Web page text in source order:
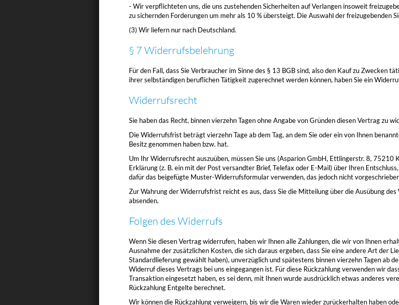
- Wir verpflichteten uns, die uns zustehenden Sicherheiten auf Verlangen insoweit
zu sichernden Forderungen um mehr als 10 % übersteigt. Die Auswahl der freizugebenden
(3) Wir liefern nur nach Deutschland.
§ 7 Widerrufsbelehrung
Für den Fall, dass Sie Verbraucher im Sinne des § 13 BGB sind, also den Kauf zu Zwecken
ihrer selbständigen beruflichen Tätigkeit zugerechnet werden können, haben Sie ein
Widerrufsrecht
Sie haben das Recht, binnen vierzehn Tagen ohne Angabe von Gründen diesen Vertrag zu
Die Widerrufsfrist beträgt vierzehn Tage ab dem Tag, an dem Sie oder ein von Ihnen
Besitz genommen haben bzw. hat.
Um Ihr Widerrufsrecht auszuüben, müssen Sie uns (Asparion GmbH, Ettlingerstr. 8, 75210
Erklärung (z. B. ein mit der Post versandter Brief, Telefax oder E-Mail) über Ihren
dafür das beigefügte Muster-Widerrufsformular verwenden, das jedoch nicht
Zur Wahrung der Widerrufsfrist reicht es aus, dass Sie die Mitteilung über die Ausübung
absenden.
Folgen des Widerrufs
Wenn Sie diesen Vertrag widerrufen, haben wir Ihnen alle Zahlungen, die wir von Ihnen
Ausnahme der zusätzlichen Kosten, die sich daraus ergeben, dass Sie eine andere Art der
Standardlieferung gewählt haben), unverzüglich und spätestens binnen vierzehn Tagen ab
Widerruf dieses Vertrags bei uns eingegangen ist. Für diese Rückzahlung verwenden wir
Transaktion eingesetzt haben, es sei denn, mit Ihnen wurde ausdrücklich etwas anderes
Rückzahlung Entgelte berechnet.
Wir können die Rückzahlung verweigern, bis wir die Waren wieder zurückerhalten haben